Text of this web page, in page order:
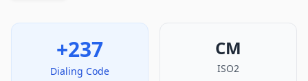
+237
Dialing Code
CM
ISO2